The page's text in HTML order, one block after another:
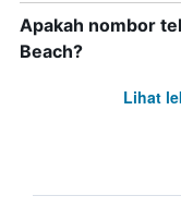
Apakah nombor
Beach?
Lihat